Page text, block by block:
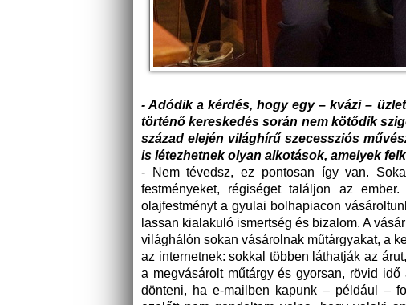
- Adódik a kérdés, hogy egy – kvázi –
történő kereskedés során nem kötődik
század elején világhírű szecessziós
is létezhetnek olyan alkotások, amelyek
- Nem tévedsz, ez pontosan így van.
festményeket, régiséget találjon az
olajfestményt a gyulai bolhapiacon
lassan kialakuló ismertség és bizalom. A
világhálón sokan vásárolnak műtárgyakat, a
az internetnek: sokkal többen láthatják az
a megvásárolt műtárgy és gyorsan, rövid
dönteni, ha e-mailben kapunk – például –